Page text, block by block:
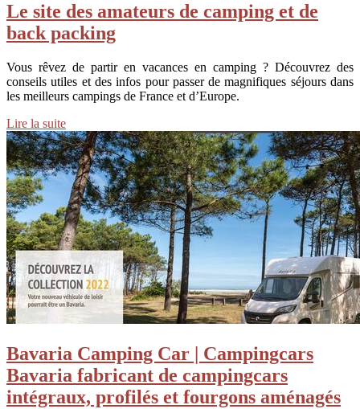
Le site des amateurs de camping et de
back packing
Vous rêvez de partir en vacances en camping ? Découvrez des
conseils utiles et des infos pour passer de magnifiques séjours dans
les meilleurs campings de France et d’Europe.
Lire la suite
Bavaria Camping Car | Campingcars
Bavaria fabricant de campingcars
intégraux, profilés et fourgons aménagés